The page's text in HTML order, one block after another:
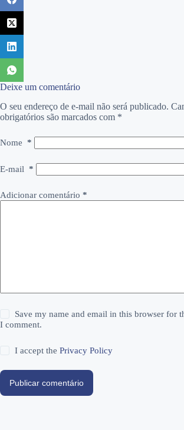
Deixe um comentário
O seu endereço de e-mail não será publicado.
obrigatórios são marcados com *
Nome *
E-mail *
Adicionar comentário *
Save my name and email in this browser for
I comment.
I accept thePrivacy Policy
Publicar comentário